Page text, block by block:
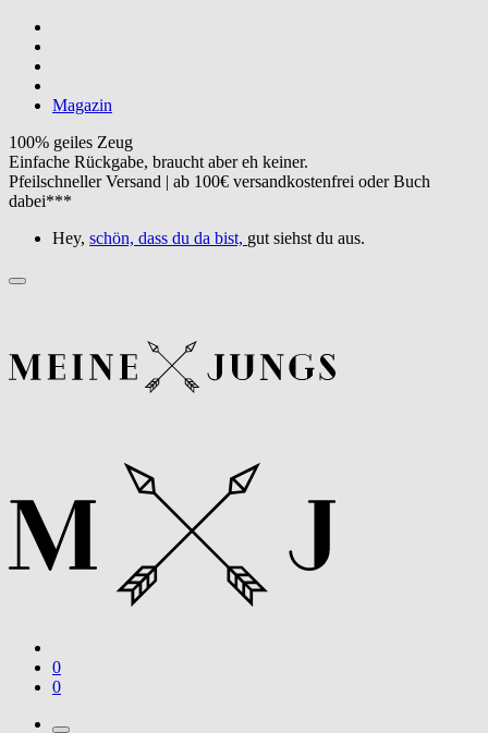
Magazin
100% geiles Zeug
Einfache Rückgabe, braucht aber eh keiner.
Pfeilschneller Versand | ab 100€ versandkostenfrei oder Buch
dabei***
Hey, schön, dass du da bist, gut siehst du aus.
0
0